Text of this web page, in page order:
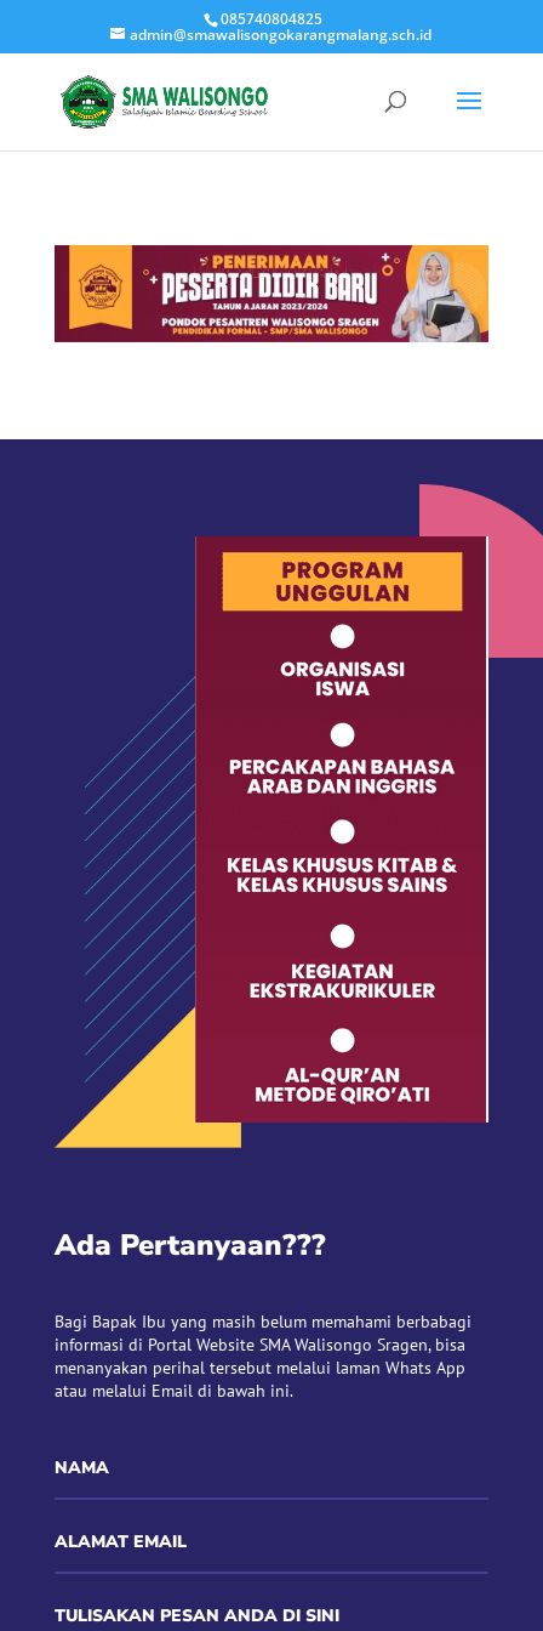
085740804825
admin@smawalisongokarangmalang.sch.id
Ada Pertanyaan???
Bagi Bapak Ibu yang masih belum memahami berbabagi
informasi di Portal Website SMA Walisongo Sragen, bisa
menanyakan perihal tersebut melalui laman Whats App
atau melalui Email di bawah ini.